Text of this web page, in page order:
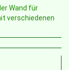
Wand für
verschiedenen